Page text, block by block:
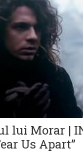
lui Morar |
Us Apart”